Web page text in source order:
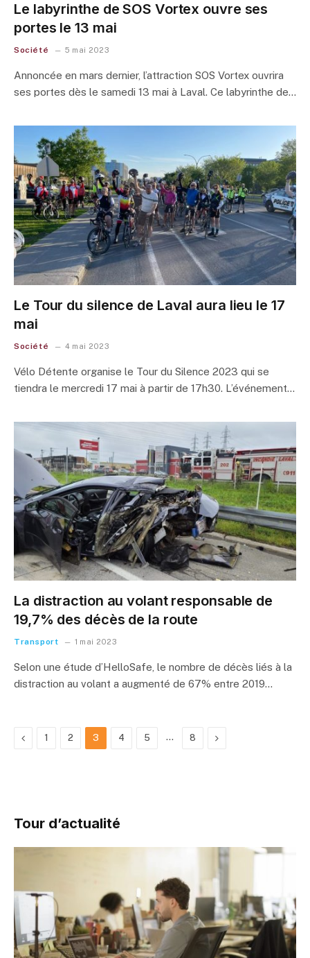
Le labyrinthe de SOS Vortex ouvre ses
portes le 13 mai
Société 5 mai 2023
Annoncée en mars dernier, l’attraction SOS Vortex ouvrira
ses portes dès le samedi 13 mai à Laval. Ce labyrinthe de…
Le Tour du silence de Laval aura lieu le 17
mai
Société 4 mai 2023
Vélo Détente organise le Tour du Silence 2023 qui se
tiendra le mercredi 17 mai à partir de 17h30. L’événement…
La distraction au volant responsable de
19,7% des décès de la route
Transport 1 mai 2023
Selon une étude d’HelloSafe, le nombre de décès liés à la
distraction au volant a augmenté de 67% entre 2019…
Previous
1 2 3 4 5 … 8 Next
Tour d’actualité